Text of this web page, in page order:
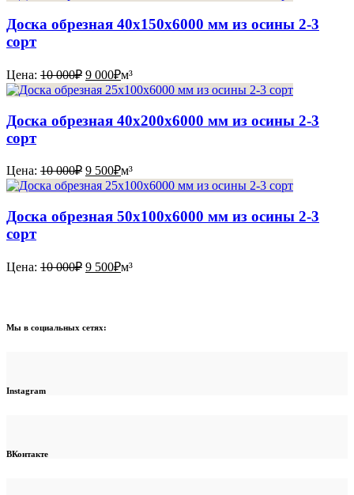
составляла
000₽.
9
500₽.
Доска обрезная 40х150х6000 мм из осины 2-3
сорт
Цена: 10 000₽ Первоначальная
цена
составляла
000₽.
9 000₽Текущая
цена:
9
000₽.
м³
Доска обрезная 40х200х6000 мм из осины 2-3
сорт
Цена: 10 000₽ Первоначальная
цена
составляла
000₽.
9 500₽Текущая
цена:
9
500₽.
м³
Доска обрезная 50х100х6000 мм из осины 2-3
сорт
Цена: 10 000₽ Первоначальная
9 500₽Текущая
м³
Мы в социальных сетях:
Instagram
ВКонтакте